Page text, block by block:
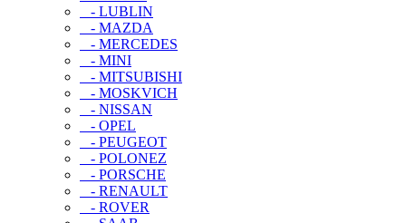
- LUBLIN
- MAZDA
- MERCEDES
- MINI
- MITSUBISHI
- MOSKVICH
- NISSAN
- OPEL
- PEUGEOT
- POLONEZ
- PORSCHE
- RENAULT
- ROVER